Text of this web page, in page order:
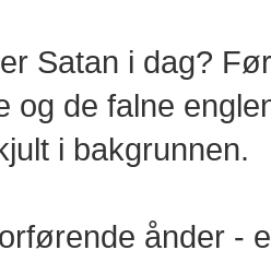
Satan i dag?
og de falne
i bakgrunnen.
ånder -